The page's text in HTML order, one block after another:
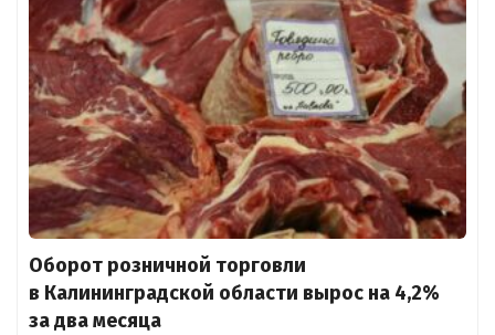
Оборот розничной торговли
в Калининградской области вырос на 4,2%
за два месяца